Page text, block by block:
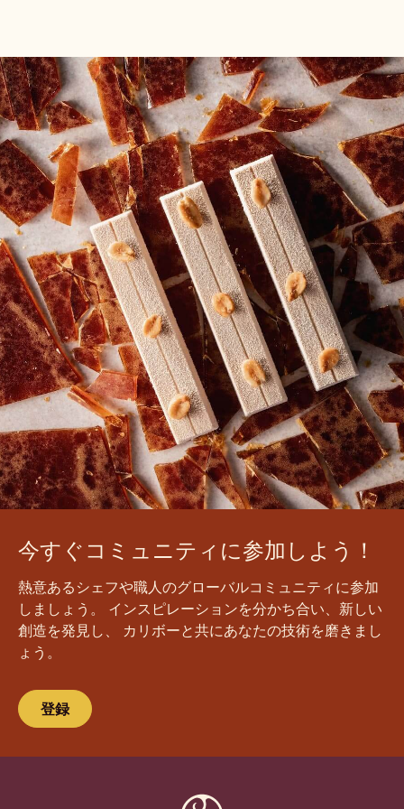
今すぐコミュニティに参加しよう！
熱意あるシェフや職人のグローバルコミュニティに参加
しましょう。 インスピレーションを分かち合い、新しい
創造を発見し、 カリボーと共にあなたの技術を磨きまし
ょう。
登録